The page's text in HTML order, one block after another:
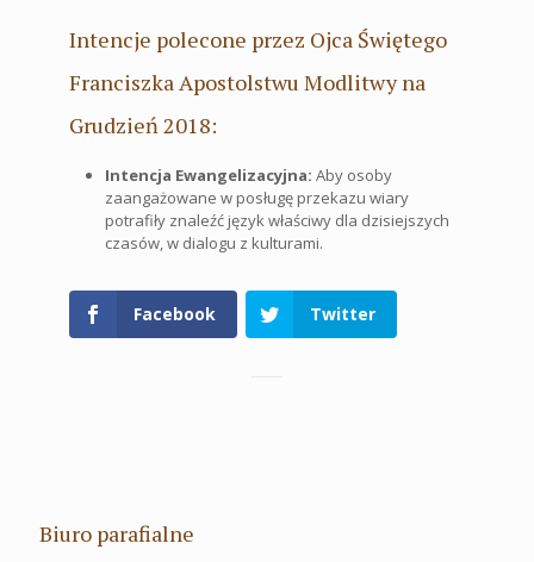
Intencje polecone przez Ojca Świętego
Franciszka Apostolstwu Modlitwy na
Grudzień 2018:
Intencja Ewangelizacyjna: Aby osoby
zaangażowane w posługę przekazu wiary
potrafiły znaleźć język właściwy dla dzisiejszych
czasów, w dialogu z kulturami.
Facebook Twitter
Biuro parafialne